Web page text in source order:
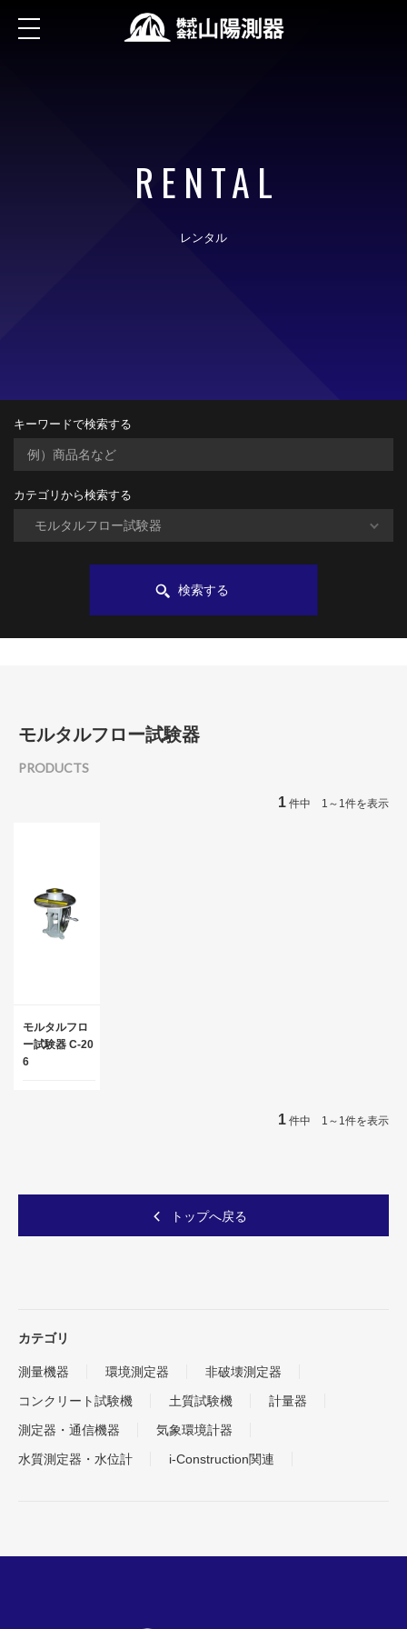
RENTAL
レンタル
キーワードで検索する
カテゴリから検索する
検索する
モルタルフロー試験器
PRODUCTS
1 件中 1～1件を表示
モルタルフロ
ー試験器 C-20
6
1 件中 1～1件を表示
トップへ戻る
カテゴリ
測量機器 環境測定器
非破壊測定器
コンクリート試験機
土質試験機
計量器
測定器・通信機器
気象環境計器
水質測定器・水位計
i-Construction関連